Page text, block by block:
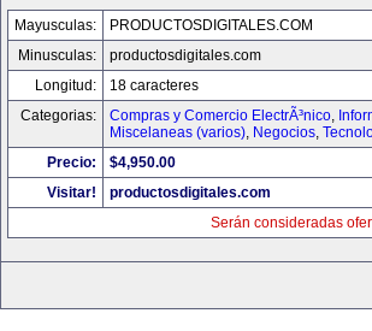
Mayusculas:
PRODUCTOSDIGITALES.COM
Minusculas:
productosdigitales.com
Longitud:
18 caracteres
Categorias:
Compras y Comercio ElectrÃ³nico,
Miscelaneas (varios), Negocios,
Precio:
$4,950.00
Visitar!
productosdigitales.com
Serán consideradas